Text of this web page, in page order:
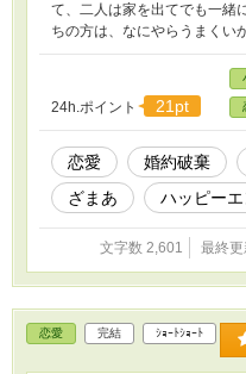
て、二人は家を出てでも一緒
ちの方は、なにやらうまくい
24h.ポイント 21pt
恋愛 婚約破棄
ざまあ
ハッピーエ
文字数 2,601 最終
恋愛 完結 ｼｮｰﾄｼｮｰﾄ